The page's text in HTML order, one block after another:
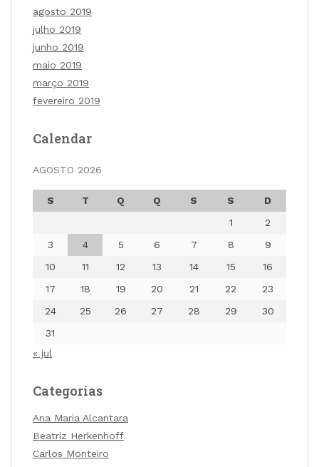
agosto 2019
julho 2019
junho 2019
maio 2019
março 2019
fevereiro 2019
Calendar
AGOSTO 2026
S T Q Q S S
D
1
2
3
4 5 6 7 8
9
10
11 12 13 14 15
16
17
18 19 20 21 22
23
24
25 26 27 28 29
30
31
« jul
Categorias
Ana Maria Alcantara
Beatriz Herkenhoff
Carlos Monteiro